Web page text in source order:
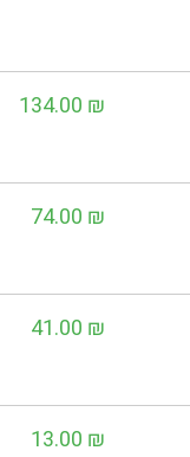
134.00 ₪
74.00 ₪
41.00 ₪
13.00 ₪